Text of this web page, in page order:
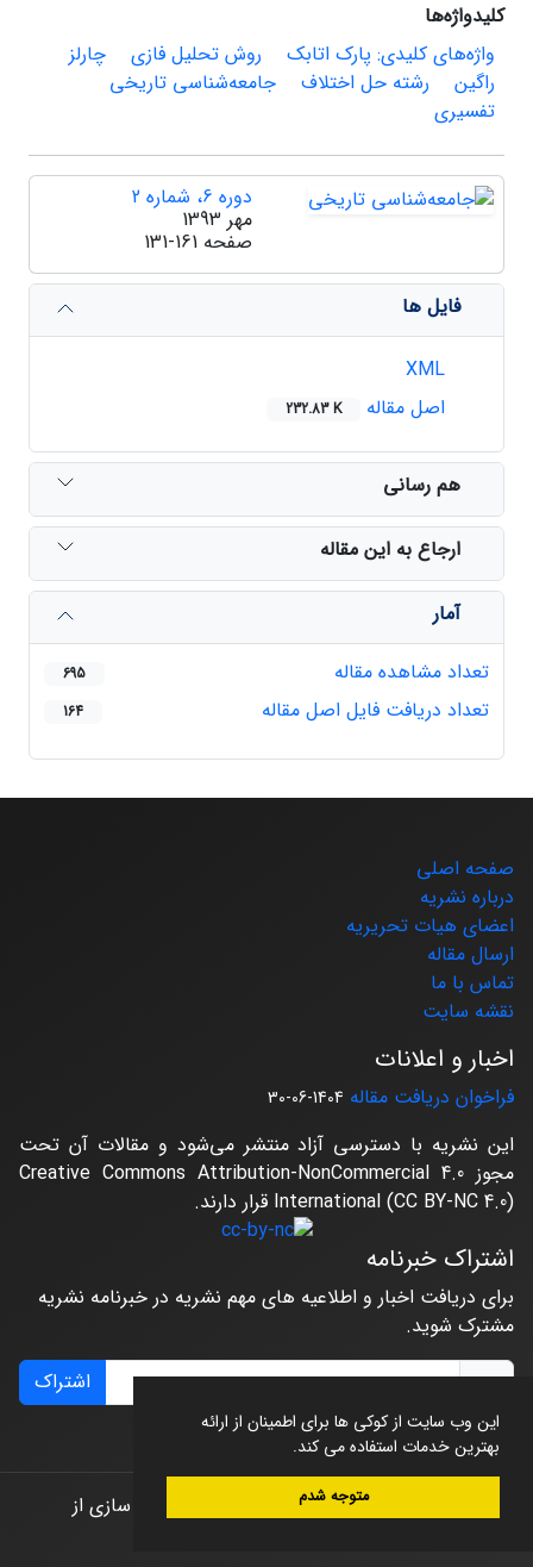
این وب سایت از کوکی ها برای اطمینان از ارائه
بهترین خدمات استفاده می کند.
متوجه شدم
کلیدواژه‌ها
واژه‌های کلیدی: پارک اتابک
روش تحلیل فازی
چارلز
راگین
رشته حل اختلاف
جامعه‌شناسی تاریخی
تفسیری
دوره 6، شماره 2
مهر 1393
صفحه 131-161
فایل ها
اصل مقاله
232.83 K
هم رسانی
ارجاع به این مقاله
آمار
تعداد مشاهده مقاله
695
تعداد دریافت فایل اصل مقاله 164
صفحه اصلی
درباره نشریه
اعضای هیات تحریریه
ارسال مقاله
تماس با ما
نقشه سایت
اخبار و اعلانات
فراخوان دریافت مقاله 1404-06-30
این نشریه با دسترسی آزاد منتشر می‌شود و مقالات آن تحت
مجوز Creative Commons Attribution-NonCommercial 4.0
International (CC BY-NC 4.0) قرار دارند.
اشتراک خبرنامه
برای دریافت اخبار و اطلاعیه های مهم نشریه در خبرنامه نشریه
مشترک شوید.
اشتراک
© سامانه مدیریت نشریات علمی.
طراحی و پیاده سازی از